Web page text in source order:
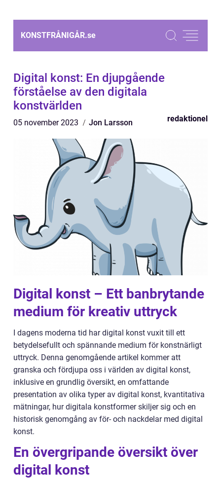
KONSTFRÅNIGÅR.se
Digital konst: En djupgående
förståelse av den digitala
konstvärlden
05 november 2023 Jon Larsson redaktionel
Digital konst – Ett banbrytande
medium för kreativ uttryck
I dagens moderna tid har digital konst vuxit till ett
betydelsefullt och spännande medium för konstnärligt
uttryck. Denna genomgående artikel kommer att
granska och fördjupa oss i världen av digital konst,
inklusive en grundlig översikt, en omfattande
presentation av olika typer av digital konst, kvantitativa
mätningar, hur digitala konstformer skiljer sig och en
historisk genomgång av för- och nackdelar med digital
konst.
En övergripande översikt över
digital konst